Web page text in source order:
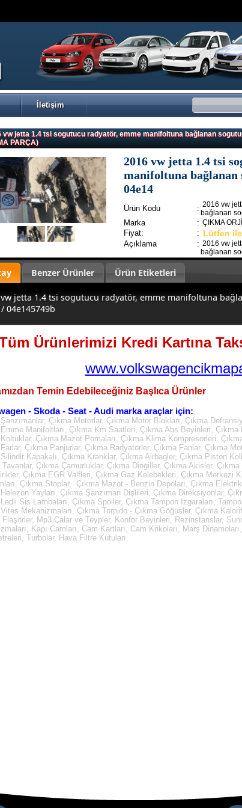
İletişim
vw jetta 1.4 tsi sogutucu radyatör, emme manifoltuna bağlanan
PARÇA)
2016 vw jetta 1.4 tsi
manifoltuna
04e14
Ürün Kodu : 2016 vw
bağlanan
Marka : ÇIKMA
Fiyat: : Lütfen
Açıklama : 2016 vw
bağlanan
Benzer Ürünler Ürün Etiketleri
jetta 1.4 tsi sogutucu radyatör, emme manifoltuna
04e145749b
Ürünlerimizi Kredi Kartına
Temin Edebileceğiniz Başlıca Ürünler
- Skoda - Seat - Audi marka araçlar için:
Çıkma Motorlar, Çıkma Motor Blokları, Çıkma
Emme Manifoltları, Çıkma Km Saatleri, Çıkma Abs Beyinleri,
Koltuklar, Çıkma Mazot Pomaları, Çıkma Klima Kompresörleri,
Farlar, Çıkma Panjurlar, Çıkma Radyatörler, Çıkma Fanlar, Çıkma
Kapakalı, Çıkma Kranklar, Çıkma Airbagler, Çıkma Piston
Tavanlar, Çıkma Çamurluklar, Çıkma Dingiller, Çıkma Akisler,
Çıkma EGR Valfleri, Çıkma Gaz Kelebekleri, Çıkma Merkezi
Çıkma Stoplar, Çıkma Mazot - Benzin Depoları, Çıkma
Helezon Yayları, Çıkma Şanzıman Dişlileri, Çıkma Direksiyonlar,
Ledli Sis Lambaları, Çıkma Spoiler, Çıkma Tampon Izgaraları,
Vites Mekanizmaları, Çıkma Torpido - Çıkma Göğüsler, Çıkma
Flaşörler, Mp3 Çalar ve Teypler, Konfor Beyinleri, Rezinstanslar,
Kapı Camları, Cam Kartları, Cam Krikoları, Marş
Turbolar, Hava Filtre Kutuları.